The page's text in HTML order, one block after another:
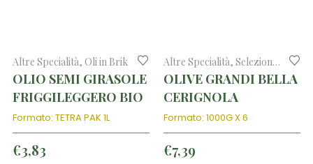
Altre Specialità, Oli in Brik
OLIO SEMI GIRASOLE
FRIGGILEGGERO BIO
Formato: TETRA PAK 1L
€3,83
Altre Specialità, Selezione di prodotti tipici
OLIVE GRANDI BELLA
CERIGNOLA
Formato: 1000G X 6
€7,39